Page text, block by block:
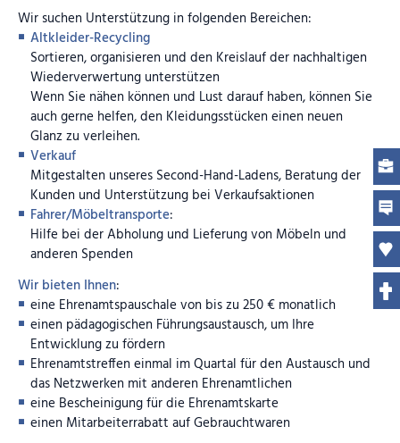
Wir suchen Unterstützung in folgenden Bereichen:
Altkleider-Recycling
Sortieren, organisieren und den Kreislauf der nachhaltigen
Wiederverwertung unterstützen
Wenn Sie nähen können und Lust darauf haben, können Sie
auch gerne helfen, den Kleidungsstücken einen neuen
Glanz zu verleihen.
Verkauf
Mitgestalten unseres Second-Hand-Ladens, Beratung der
Kunden und Unterstützung bei Verkaufsaktionen
Fahrer/Möbeltransporte:
Hilfe bei der Abholung und Lieferung von Möbeln und
anderen Spenden
Wir bieten Ihnen:
eine Ehrenamtspauschale von bis zu 250 € monatlich
einen pädagogischen Führungsaustausch, um Ihre
Entwicklung zu fördern
Ehrenamtstreffen einmal im Quartal für den Austausch und
das Netzwerken mit anderen Ehrenamtlichen
eine Bescheinigung für die Ehrenamtskarte
einen Mitarbeiterrabatt auf Gebrauchtwaren